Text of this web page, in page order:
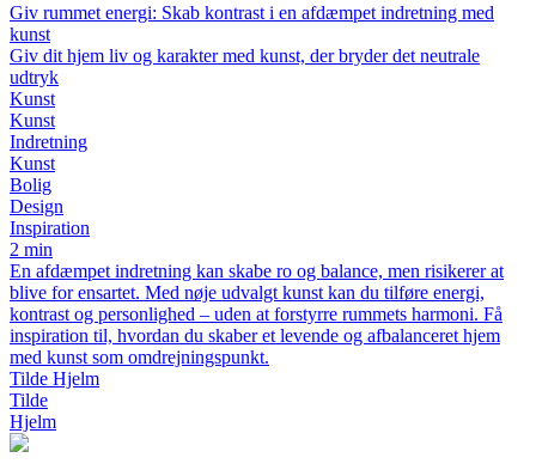
Giv rummet energi: Skab kontrast i en afdæmpet indretning med
kunst
Giv dit hjem liv og karakter med kunst, der bryder det neutrale
udtryk
Kunst
Kunst
Indretning
Kunst
Bolig
Design
Inspiration
2 min
En afdæmpet indretning kan skabe ro og balance, men risikerer at
blive for ensartet. Med nøje udvalgt kunst kan du tilføre energi,
kontrast og personlighed – uden at forstyrre rummets harmoni. Få
inspiration til, hvordan du skaber et levende og afbalanceret hjem
med kunst som omdrejningspunkt.
Tilde Hjelm
Tilde
Hjelm